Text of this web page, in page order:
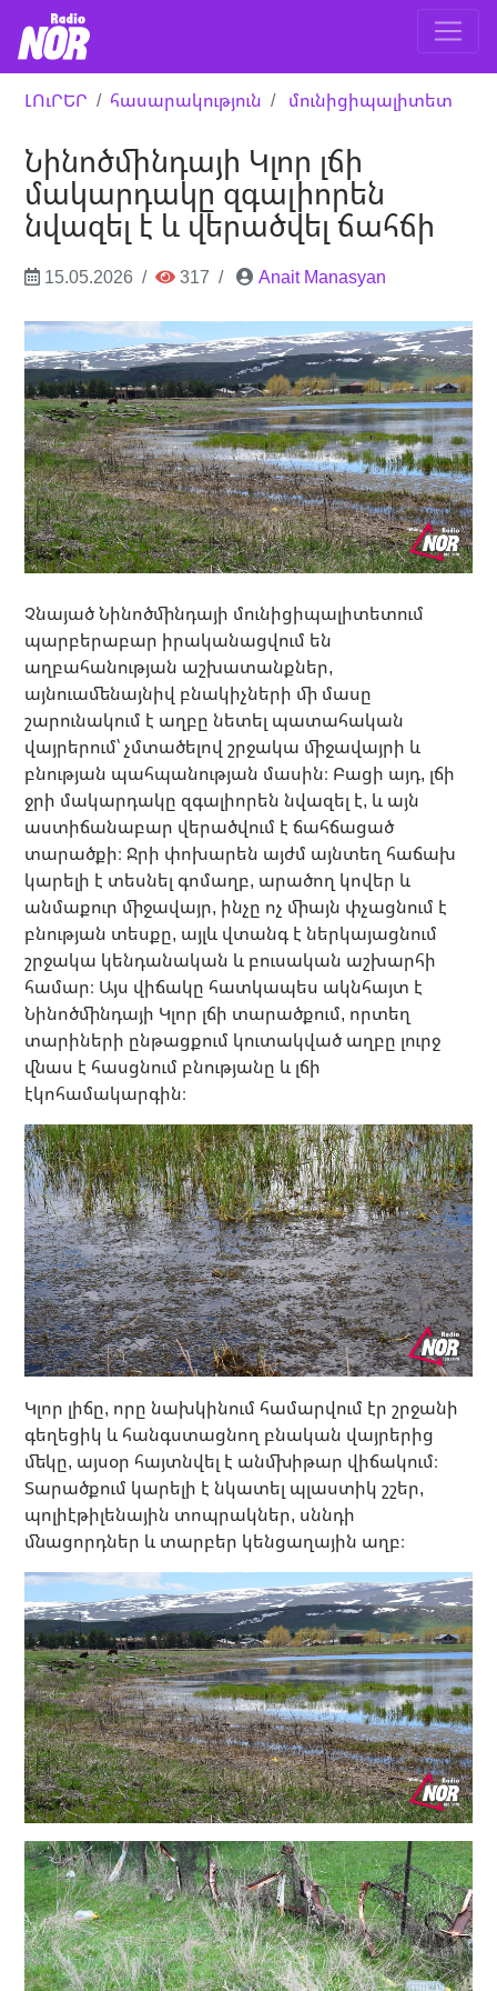
ԼՈւՐԵՐ հասարակություն մունիցիպալիտետ
Նինոծմինդայի Կլոր լճի
մակարդակը զգալիորեն
նվազել է և վերածվել ճահճի
15.05.2026 317 Anait Manasyan
Չնայած Նինոծմինդայի մունիցիպալիտետում
պարբերաբար իրականացվում են
աղբահանության աշխատանքներ,
այնուամենայնիվ բնակիչների մի մասը
շարունակում է աղբը նետել պատահական
վայրերում՝ չմտածելով շրջակա միջավայրի և
բնության պահպանության մասին։ Բացի այդ, լճի
ջրի մակարդակը զգալիորեն նվազել է, և այն
աստիճանաբար վերածվում է ճահճացած
տարածքի։ Ջրի փոխարեն այժմ այնտեղ հաճախ
կարելի է տեսնել գոմաղբ, արածող կովեր և
անմաքուր միջավայր, ինչը ոչ միայն փչացնում է
բնության տեսքը, այլև վտանգ է ներկայացնում
շրջակա կենդանական և բուսական աշխարհի
համար։ Այս վիճակը հատկապես ակնհայտ է
Նինոծմինդայի Կլոր լճի տարածքում, որտեղ
տարիների ընթացքում կուտակված աղբը լուրջ
վնաս է հասցնում բնությանը և լճի
էկոհամակարգին։
Կլոր լիճը, որը նախկինում համարվում էր շրջանի
գեղեցիկ և հանգստացնող բնական վայրերից
մեկը, այսօր հայտնվել է անմխիթար վիճակում։
Տարածքում կարելի է նկատել պլաստիկ շշեր,
պոլիէթիլենային տոպրակներ, սննդի
մնացորդներ և տարբեր կենցաղային աղբ։